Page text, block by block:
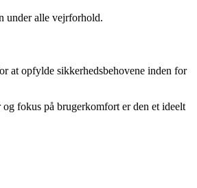
under alle vejrforhold.
at opfylde sikkerhedsbehovene inden for
fokus på brugerkomfort er den et ideelt